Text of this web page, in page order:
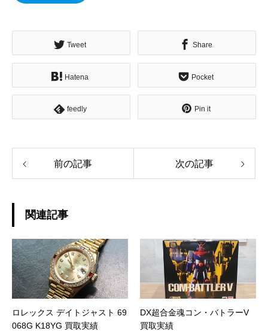
Tweet Share
Hatena Pocket
feedly Pin it
前の記事 次の記事
関連記事
ロレックス デイトジャスト 69
068G K18YG 買取実績
DX超合金魂コン・バトラーV
買取実績